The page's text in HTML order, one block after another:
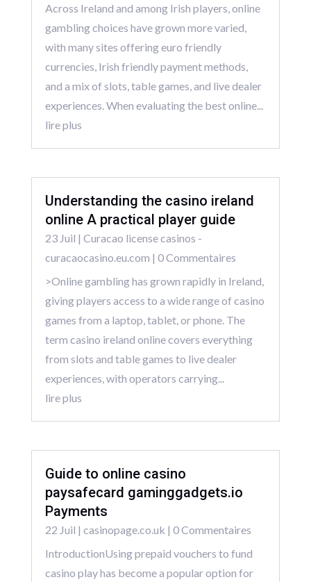
Across Ireland and among Irish players, online
gambling choices have grown more varied,
with many sites offering euro friendly
currencies, Irish friendly payment methods,
and a mix of slots, table games, and live dealer
experiences. When evaluating the best online...
lire plus
Understanding the casino ireland
online A practical player guide
23 Juil | Curacao license casinos -
curacaocasino.eu.com | 0 Commentaires
>Online gambling has grown rapidly in Ireland,
giving players access to a wide range of casino
games from a laptop, tablet, or phone. The
term casino ireland online covers everything
from slots and table games to live dealer
experiences, with operators carrying...
lire plus
Guide to online casino
paysafecard gaminggadgets.io
Payments
22 Juil | casinopage.co.uk | 0 Commentaires
IntroductionUsing prepaid vouchers to fund
casino play has become a popular option for